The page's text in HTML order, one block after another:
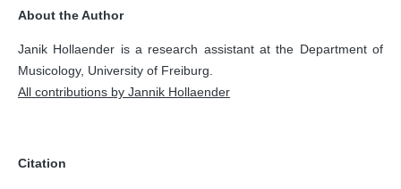
About the Author
Janik Hollaender is a research assistant at the Department of
Musicology, University of Freiburg.
All contributions by Jannik Hollaender
Citation